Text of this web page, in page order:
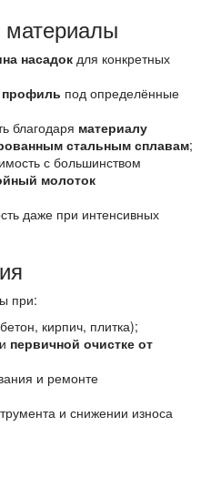
материалы
насадокдля конкретных
под определённые
благодаря материалу
стальным сплавам;
с большинством
молоток
даже при интенсивных
при:
кирпич, плитка);
первичной очистке от
и ремонте
и снижении износа